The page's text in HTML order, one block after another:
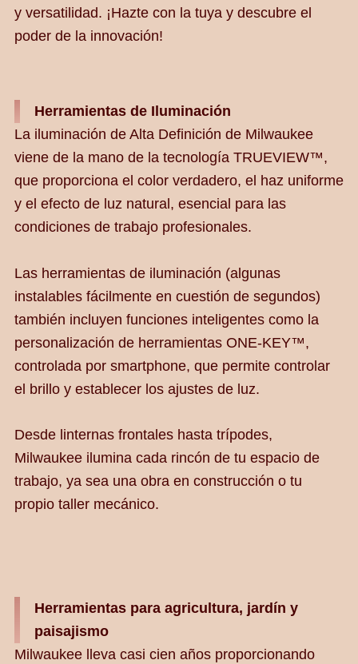
y versatilidad. ¡Hazte con la tuya y descubre el
poder de la innovación!
Herramientas de Iluminación
La iluminación de Alta Definición de Milwaukee
viene de la mano de la tecnología TRUEVIEW™,
que proporciona el color verdadero, el haz uniforme
y el efecto de luz natural, esencial para las
condiciones de trabajo profesionales.
Las herramientas de iluminación (algunas
instalables fácilmente en cuestión de segundos)
también incluyen funciones inteligentes como la
personalización de herramientas ONE-KEY™,
controlada por smartphone, que permite controlar
el brillo y establecer los ajustes de luz.
Desde linternas frontales hasta trípodes,
Milwaukee ilumina cada rincón de tu espacio de
trabajo, ya sea una obra en construcción o tu
propio taller mecánico.
Herramientas para agricultura, jardín y
paisajismo
Milwaukee lleva casi cien años proporcionando